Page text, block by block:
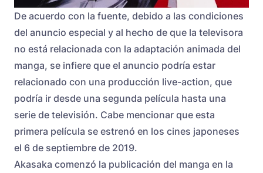
De acuerdo con la fuente, debido a las condiciones
del anuncio especial y al hecho de que la televisora
no está relacionada con la adaptación animada del
manga, se infiere que el anuncio podría estar
relacionado con una producción live-action, que
podría ir desde una segunda película hasta una
serie de televisión. Cabe mencionar que esta
primera película se estrenó en los cines japoneses
el 6 de septiembre de 2019.
Akasaka comenzó la publicación del manga en la